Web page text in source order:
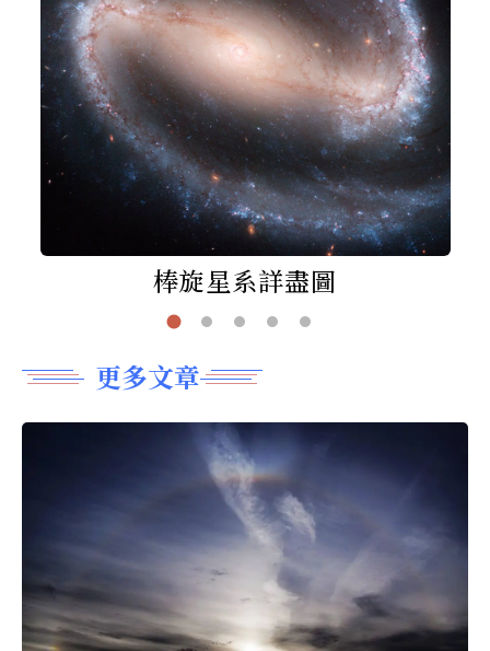
棒旋星系詳盡圖
更多文章